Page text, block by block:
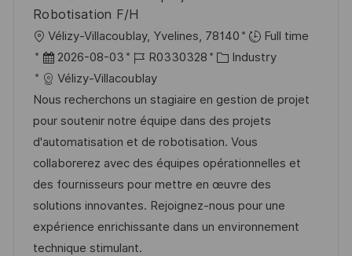
u
n
g
e
f
f
h
Robotisation F/H
O
r
t
Vélizy-Villacoublay, Yvelines, 78140
Full time
D
a
t
u
m
d
e
r
V
e
2026-08-03
J
o
b
-
I
D
R0330328
K
t
e
g
o
r
i
e
Industry
Vélizy-Villacoublay
Nous recherchons un stagiaire en gestion de projet
pour soutenir notre équipe dans des projets
d'automatisation et de robotisation. Vous
collaborerez avec des équipes opérationnelles et
des fournisseurs pour mettre en œuvre des
solutions innovantes. Rejoignez-nous pour une
expérience enrichissante dans un environnement
technique stimulant.